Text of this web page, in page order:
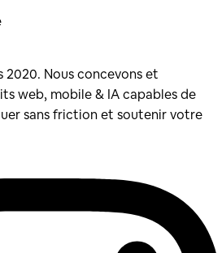
2020. Nous concevons et
web, mobile & IA capables de
sans friction et soutenir votre